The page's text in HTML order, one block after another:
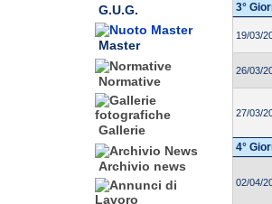
G.U.G.
Master
Normative
Gallerie
Archivio news
3°
19/03/
26/03/
27/03/
4°
02/04/